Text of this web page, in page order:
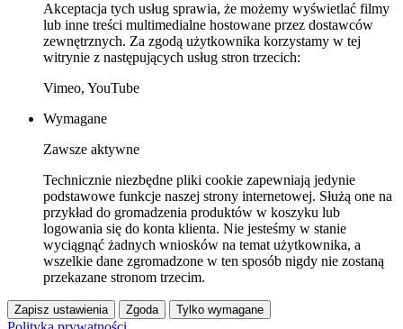
Akceptacja tych usług sprawia, że możemy wyświetlać filmy
lub inne treści multimedialne hostowane przez dostawców
zewnętrznych. Za zgodą użytkownika korzystamy w tej
witrynie z następujących usług stron trzecich:
Vimeo, YouTube
Wymagane
Zawsze aktywne
Technicznie niezbędne pliki cookie zapewniają jedynie
podstawowe funkcje naszej strony internetowej. Służą one na
przykład do gromadzenia produktów w koszyku lub
logowania się do konta klienta. Nie jesteśmy w stanie
wyciągnąć żadnych wniosków na temat użytkownika, a
wszelkie dane zgromadzone w ten sposób nigdy nie zostaną
przekazane stronom trzecim.
Zapisz ustawienia Zgoda Tylko wymagane